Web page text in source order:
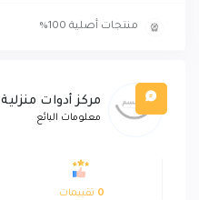
منتجات أصلية 100%
مركز أدوات منزلية
معلومات البائع
0 تقييمات